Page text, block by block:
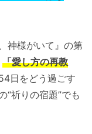
神様がいて』の第
「愛し方の再教
日をどう過ごす
祈りの宿題”でも